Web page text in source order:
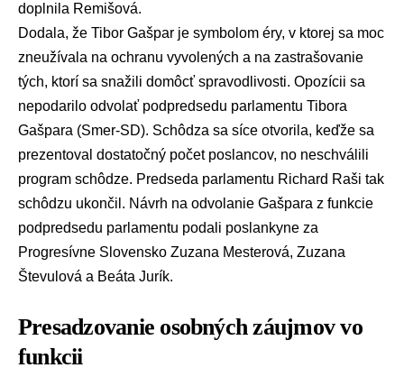
doplnila Remišová.
Dodala, že Tibor Gašpar je symbolom éry, v ktorej sa moc
zneužívala na ochranu vyvolených a na zastrašovanie
tých, ktorí sa snažili domôcť spravodlivosti. Opozícii sa
nepodarilo odvolať podpredsedu parlamentu Tibora
Gašpara (Smer-SD). Schôdza sa síce otvorila, keďže sa
prezentoval dostatočný počet poslancov, no neschválili
program schôdze. Predseda parlamentu Richard Raši tak
schôdzu ukončil. Návrh na odvolanie Gašpara z funkcie
podpredsedu parlamentu podali poslankyne za
Progresívne Slovensko Zuzana Mesterová, Zuzana
Števulová a Beáta Jurík.
Presadzovanie osobných záujmov vo
funkcii